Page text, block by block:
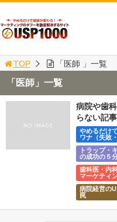
TOP 「医師 」一覧
「医師」一覧
病院や歯
らない記事
やめるだけ
ワナ（失敗
トラップ・
の成功の５分
歯科医・内
マーケティ
病院経営の
罠